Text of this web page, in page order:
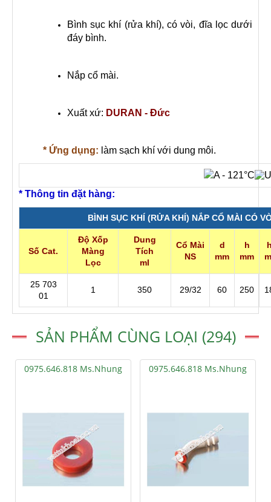
Bình sục khí (rửa khí), có vòi, đĩa lọc dưới
đáy bình.
Nắp cổ mài.
Xuất xứ: DURAN - Đức
* Ứng dụng: làm sạch khí với dung môi.
* Thông tin đặt hàng:
BÌNH SỤC KHÍ (RỬA KHÍ) NẮP CỔ MÀI CÓ
Số Cat.
Độ Xốp
Màng
Lọc
Dung
Tích
ml
Cổ Mài
NS
d
mm
h
mm
25 703
01
1 350 29/32 60 250
SẢN PHẨM CÙNG LOẠI (294)
0975.646.818 Ms.Nhung 0975.646.818 Ms.Nhung